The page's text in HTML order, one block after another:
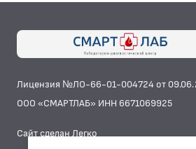
Лицензия №ЛО-66-01-004724 от
ООО «СМАРТЛАБ» ИНН 6671069925
Сайт сделан Легко